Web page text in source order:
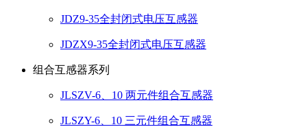
JDZ9-35全封闭式电压互感器
JDZX9-35全封闭式电压互感器
组合互感器系列
JLSZV-6、10 两元件组合互感器
JLSZY-6、10 三元件组合互感器